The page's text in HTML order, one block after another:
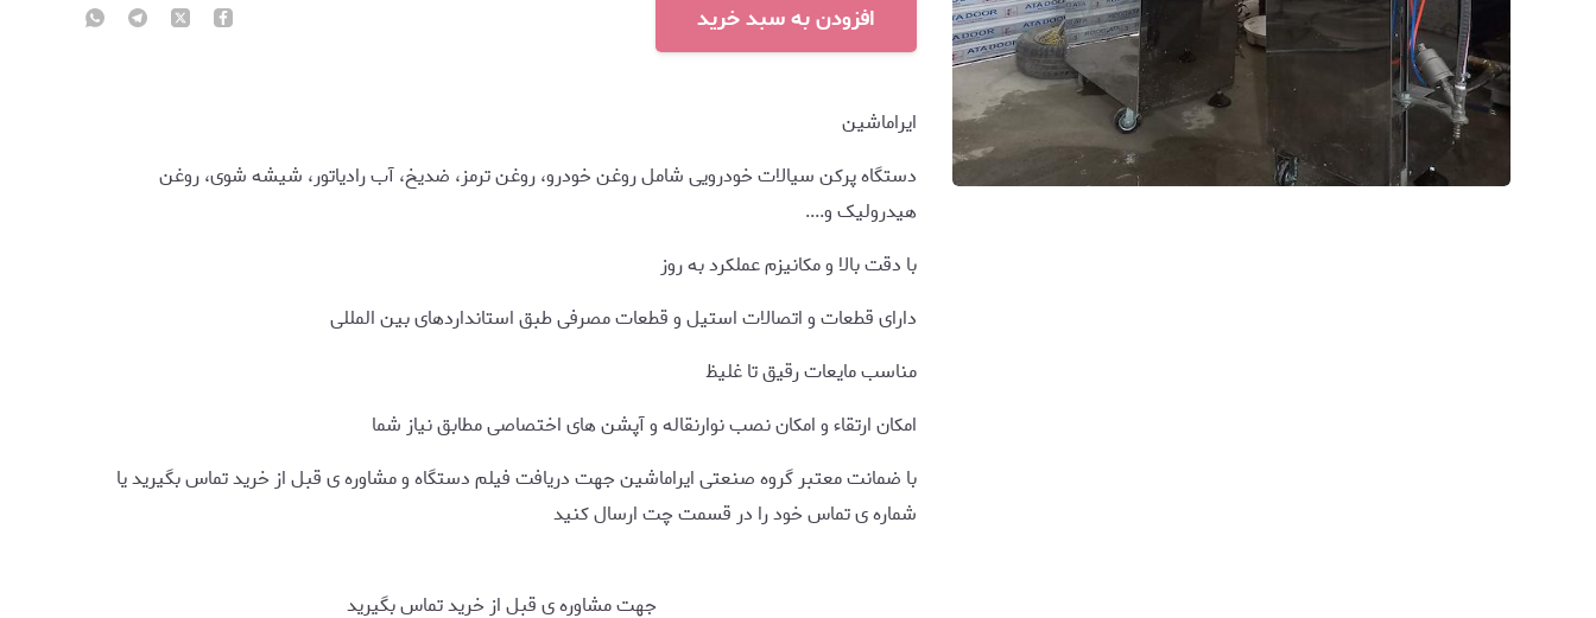
افزودن به سبد خرید
ایراماشین
دستگاه پرکن سیالات خودرویی شامل روغن خودرو، روغن ترمز، ضدیخ، آب رادیاتور، شیشه شوی، روغن
هیدرولیک و....
با دقت بالا و مکانیزم عملکرد به روز
دارای قطعات و اتصالات استیل و قطعات مصرفی طبق استانداردهای بین المللی
مناسب مایعات رقیق تا غلیظ
امکان ارتقاء و امکان نصب نوارنقاله و آپشن های اختصاصی مطابق نیاز شما
با ضمانت معتبر گروه صنعتی ایراماشین جهت دریافت فیلم دستگاه و مشاوره ی قبل از خرید تماس بگیرید یا
شماره ی تماس خود را در قسمت چت ارسال کنید
جهت مشاوره ی قبل از خرید تماس بگیرید